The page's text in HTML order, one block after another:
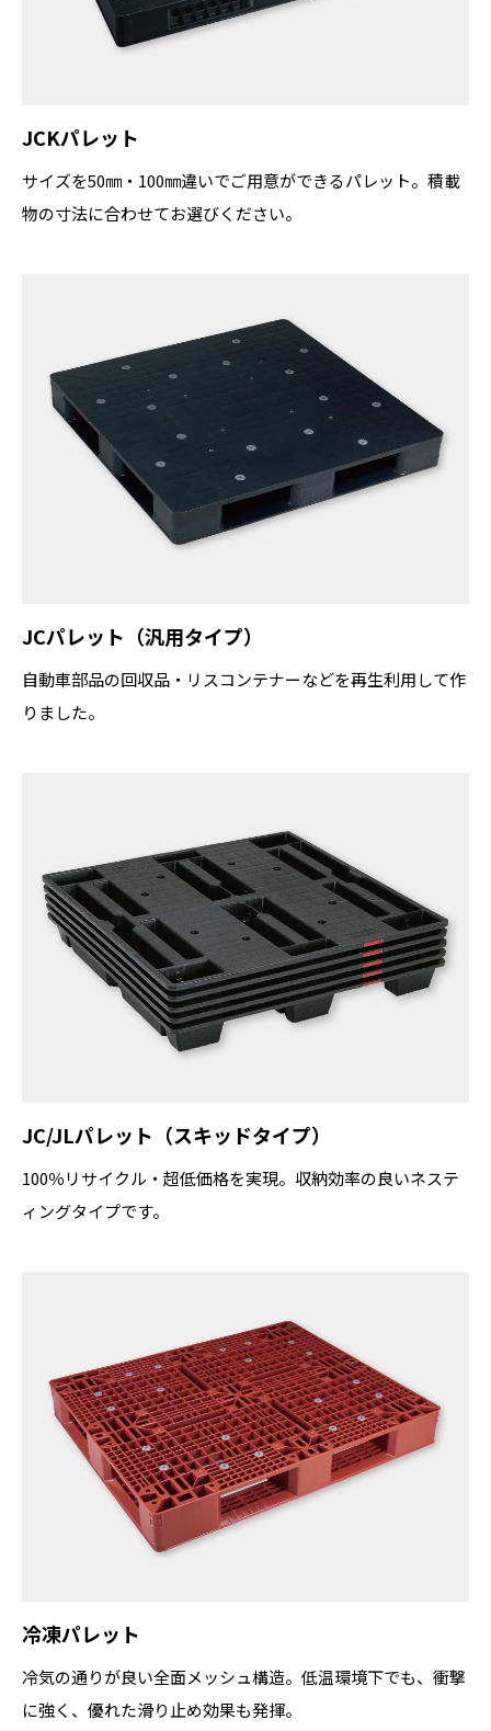
JCKパレット
サイズを50㎜・100㎜違いでご用意ができるパレット。積載
物の寸法に合わせてお選びください。
JCパレット（汎用タイプ）
自動車部品の回収品・リスコンテナーなどを再生利用して作
りました。
JC/JLパレット（スキッドタイプ）
100％リサイクル・超低価格を実現。収納効率の良いネステ
ィングタイプです。
冷凍パレット
冷気の通りが良い全面メッシュ構造。低温環境下でも、衝撃
に強く、優れた滑り止め効果も発揮。